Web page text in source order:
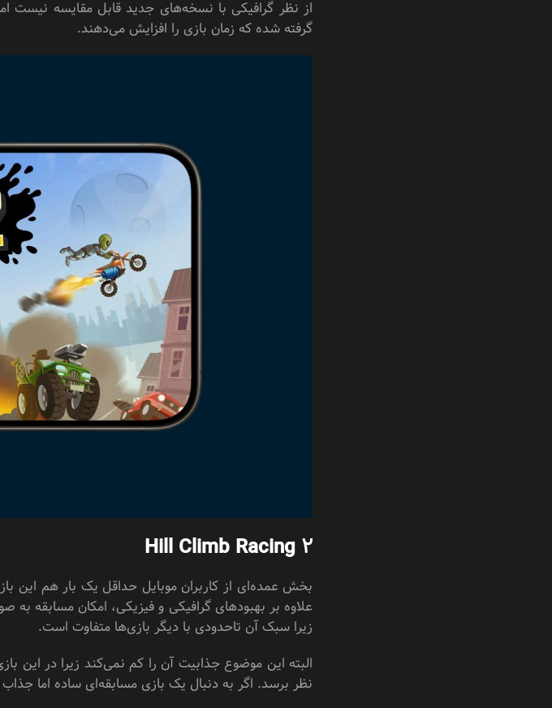
از نظر گرافیکی با نسخه‌های جدید قابل مقایسه نیست
گرفته شده که زمان بازی را افزایش می‌دهند.
Hill Climb Racing 2
علاوه بر بهبود‌های گرافیکی و فیزیکی، امکان مسابقه
زیرا سبک آن تا‌حدودی با دیگر بازی‌ها متفاوت است.
البته این موضوع جذابیت آن را کم نمی‌کند زیرا در این
نظر برسد. اگر به دنبال یک بازی مسابقه‌ای ساده اما